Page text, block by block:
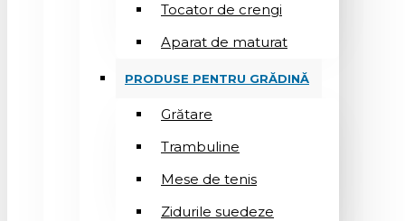
Tocator de crengi
Aparat de maturat
PRODUSE PENTRU GRĂDINĂ
Grătare
Trambuline
Mese de tenis
Zidurile suedeze